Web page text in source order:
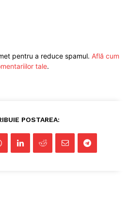
pentru a reduce spamul. Află cum
tale.
POSTAREA: